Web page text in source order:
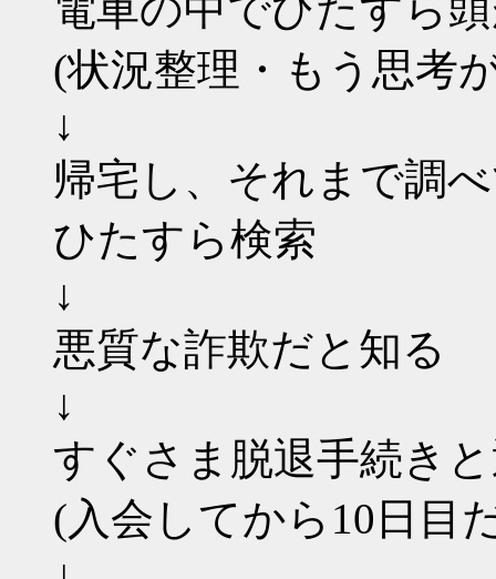
(状況整理・もう思考
↓
帰宅し、それまで調
ひたすら検索
↓
悪質な詐欺だと知る
↓
すぐさま脱退手続き
(入会してから10日目